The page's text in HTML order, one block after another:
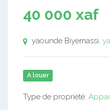
40 000 xaf
yaounde Biyemassi,
A louer
Type de propriété: